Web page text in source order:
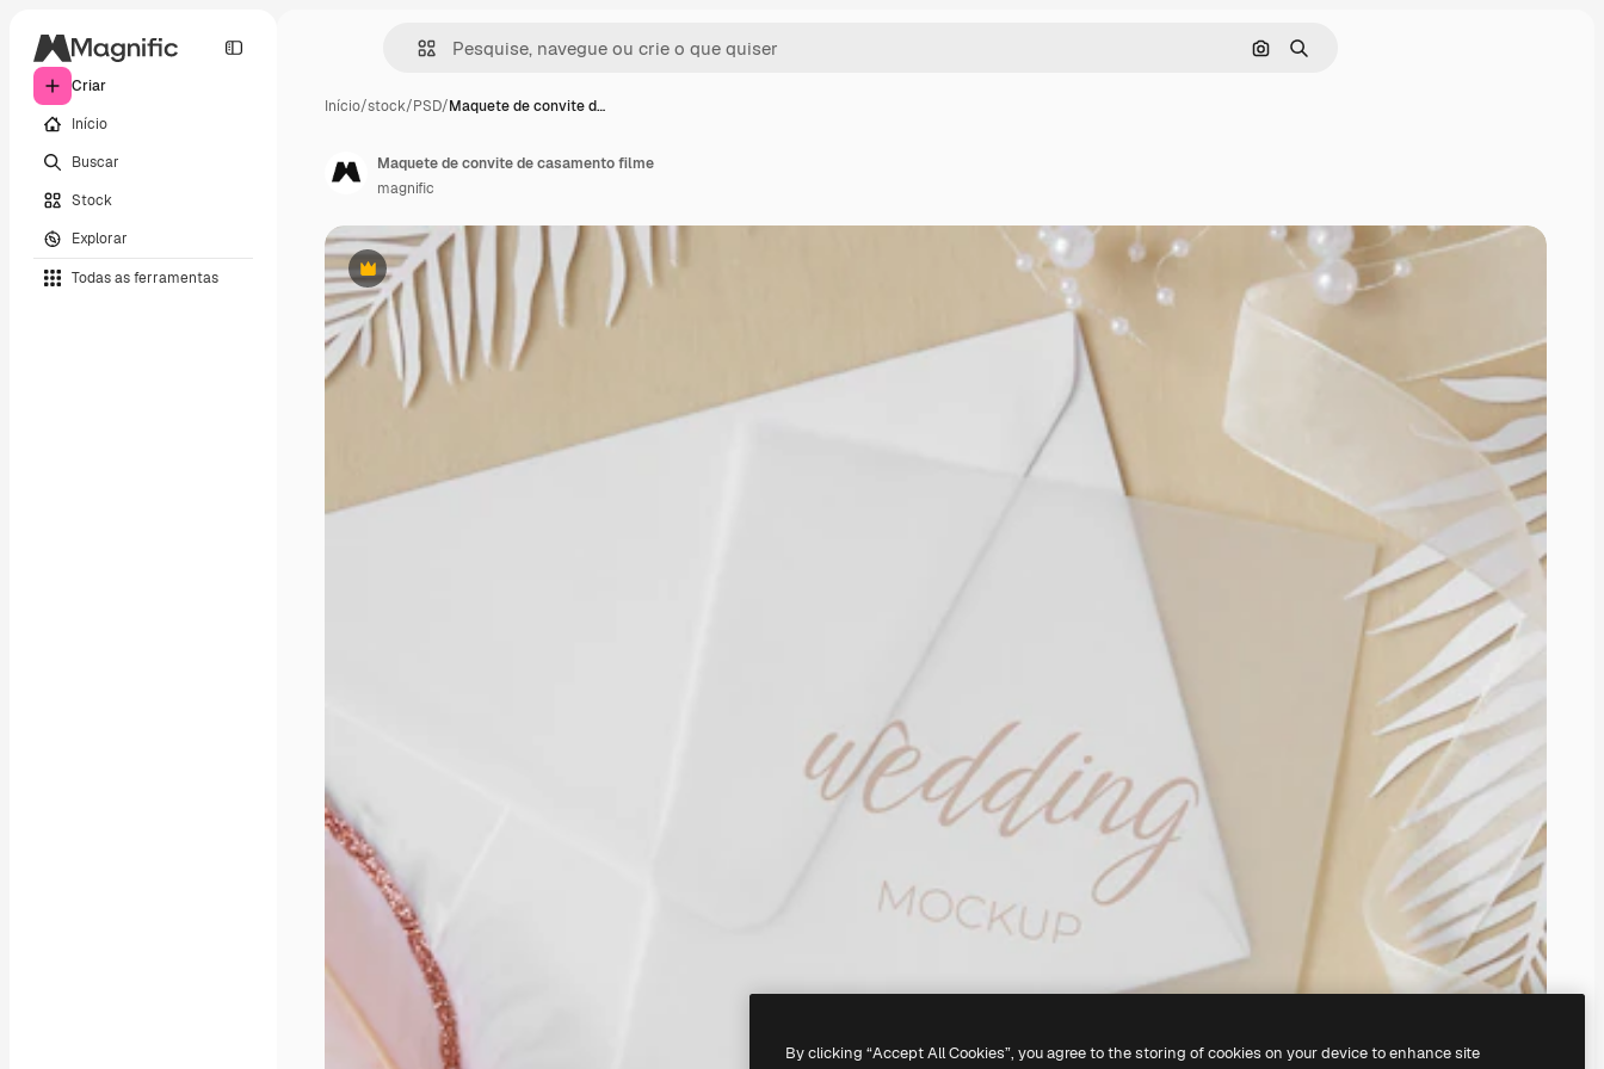
Criar
Início
Buscar
Stock
Explorar
Todas as ferramentas
Pesquisar por imagem
Buscar
Início/stock/PSD/Maquete de convite d…
Premium
Maquete de convite de casamento filme
magnific
By clicking “Accept All Cookies”, you agree to the storing of cookies on your device to enhance site